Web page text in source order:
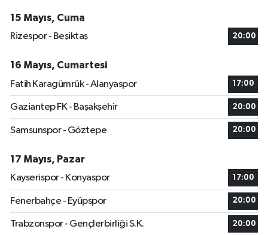
15 Mayıs, Cuma
Rizespor - Beşiktaş
20:00
16 Mayıs, Cumartesi
Fatih Karagümrük - Alanyaspor
17:00
Gaziantep FK - Başakşehir 20:00
Samsunspor - Göztepe 20:00
17 Mayıs, Pazar
Kayserispor - Konyaspor
17:00
Fenerbahçe - Eyüpspor 20:00
Trabzonspor - Gençlerbirliği S.K. 20:00